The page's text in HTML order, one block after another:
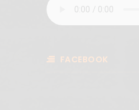
FACEBOOK